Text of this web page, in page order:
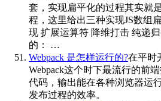
套，实现扁平化的过程其实就
程，这里给出三种实现JS数组
现 扩展运算符 降维打击 纯递
的： …
Webpack 是怎样运行的?在平时
Webpack这个时下最流行的前
代码，输出能在各种浏览器运
发布过程的效率。